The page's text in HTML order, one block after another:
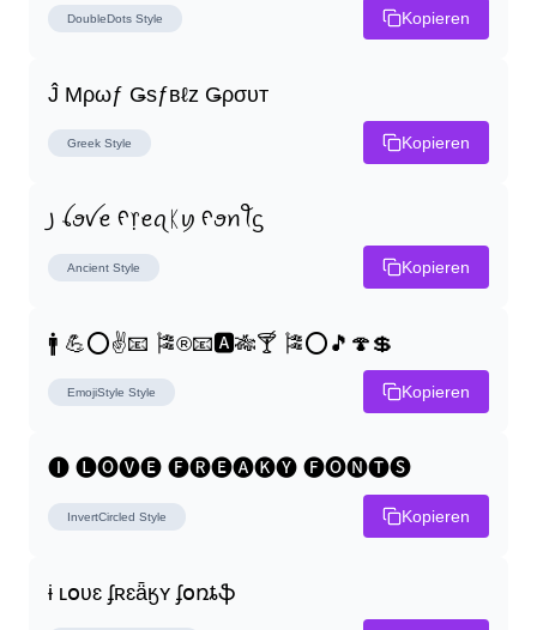
DoubleDots Style Kopieren
Ĵ Μρωƒ Ǥѕƒвℓz Ǥρσυт
Greek Style Kopieren
꠸ ꪶꪮꪜꫀ ᠻ᥅ꫀꪖᛕꪗ ᠻꪮꪀꪻᦓ
Ancient Style Kopieren
🚹 💪⭕✌📧 🎏®📧🅰🎋🍸 🎏⭕🎵🍄💲
EmojiStyle Style Kopieren
🅘 🅛🅞🅥🅔 🅕🅡🅔🅐🅚🅨 🅕🅞🅝🅣🅢
InvertCircled Style Kopieren
ɨ ʟօʋɛ ʄʀɛǟӄʏ ʄօռȶֆ